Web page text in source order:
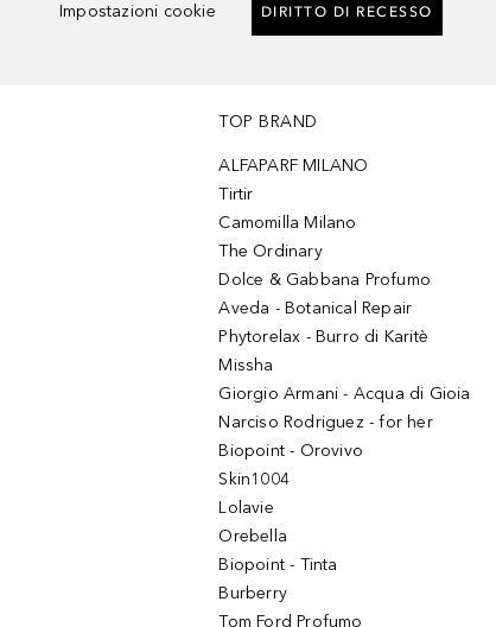
Impostazioni cookie
DIRITTO DI RECESSO
TOP BRAND
ALFAPARF MILANO
Tirtir
Camomilla Milano
The Ordinary
Dolce & Gabbana Profumo
Aveda - Botanical Repair
Phytorelax - Burro di Karitè
Missha
Giorgio Armani - Acqua di Gioia
Narciso Rodriguez - for her
Biopoint - Orovivo
Skin1004
Lolavie
Orebella
Biopoint - Tinta
Burberry
Tom Ford Profumo